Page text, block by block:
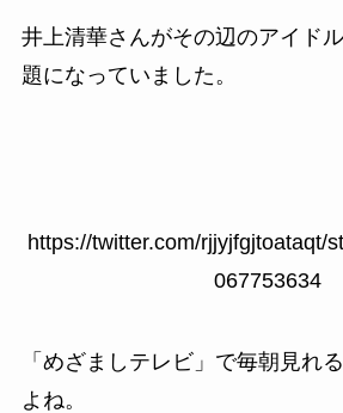
井上清華さんがその辺のアイド
題になっていました。
https://twitter.com/rjjyjfgjtoataqt/
067753634
「めざましテレビ」で毎朝見れ
よね。